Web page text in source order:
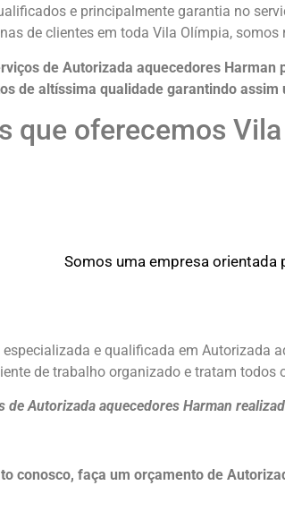
e principalmente garantia no
de clientes em toda Vila Olímpia,
de Autorizada aquecedores
de altíssima qualidade garantindo assim
que oferecemos
Somos uma empresa orientada
especializada e qualificada em Autorizada
de trabalho organizado e tratam
de Autorizada aquecedores Harman
conosco, faça um orçamento de